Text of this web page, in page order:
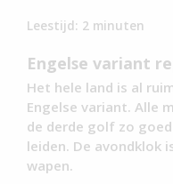
Leestijd: 2 minuten
Engelse variant
Het hele land is al
Engelse variant. Alle
de derde golf zo
leiden. De avondklok
wapen.